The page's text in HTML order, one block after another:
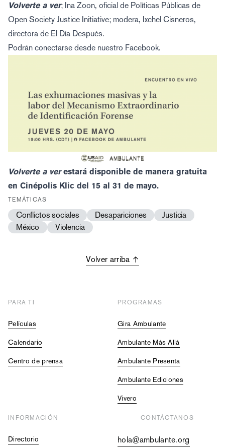
Volverte a ver; Ina Zoon, oficial de Políticas Públicas de
Open Society Justice Initiative; modera, Ixchel Cisneros,
directora de El Día Después.
Podrán conectarse desde nuestro Facebook.
Volverte a verestará disponible de manera gratuita
en Cinépolis Klic del 15 al 31 de mayo.
TEMÁTICAS
Conflictos sociales Desapariciones
Justicia
México
Violencia
Volver arriba
PARA TI
Películas
Calendario
Centro de prensa
PROGRAMAS
Gira Ambulante
Ambulante Más Allá
Ambulante Presenta
Ambulante Ediciones
Vivero
INFORMACIÓN
Directorio
CONTÁCTANOS
hola@ambulante.org